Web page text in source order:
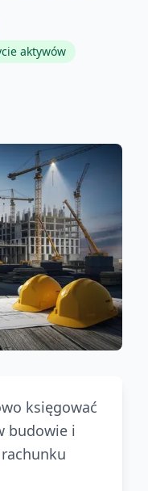
aktywów
księgować
budowie i